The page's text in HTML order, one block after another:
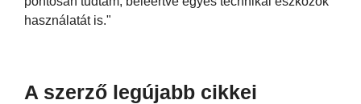
használatát is."
A szerző legújabb cikkei